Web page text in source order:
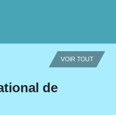
VOIR TOUT
de